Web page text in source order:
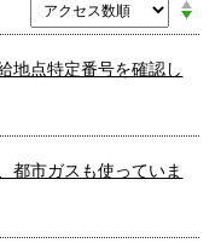
地点特定番号を確認し
都市ガスも使っていま